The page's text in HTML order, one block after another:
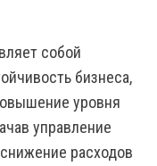
собой
бизнеса,
уровня
управление
расходов